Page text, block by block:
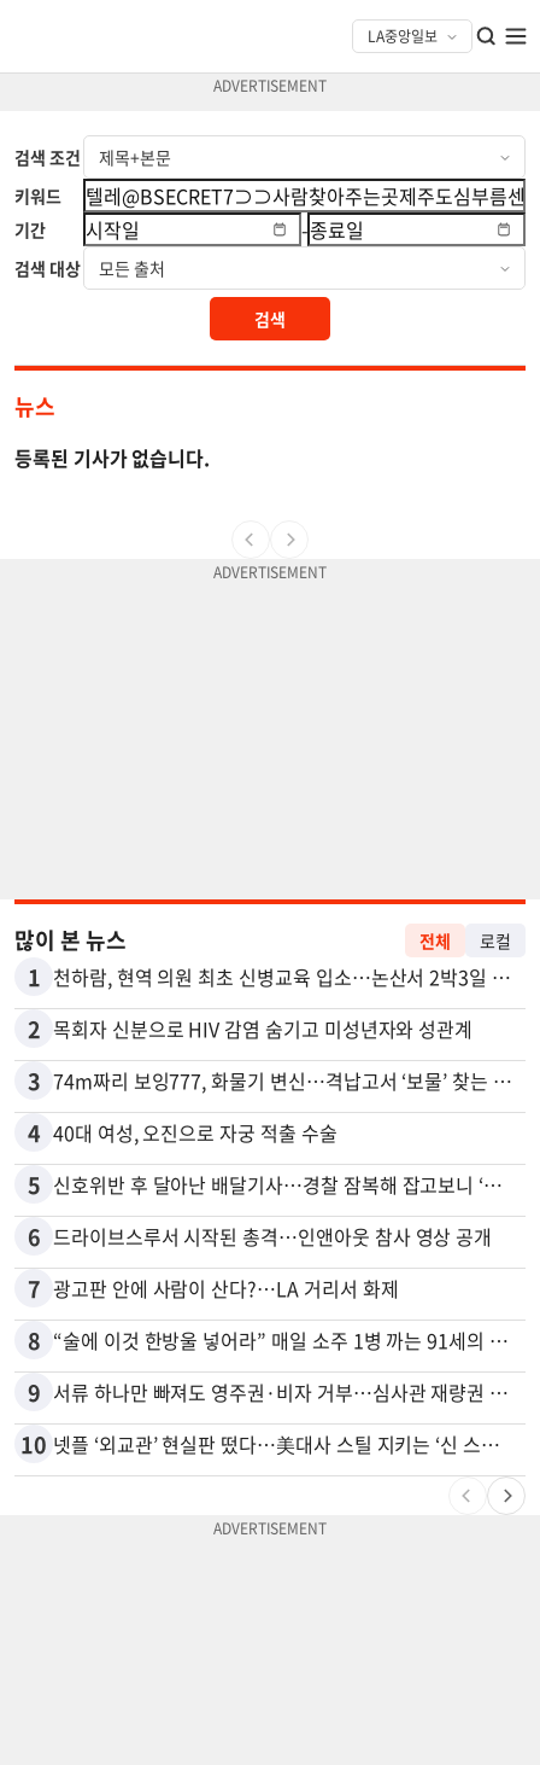
검색 조건
키워드
기간
-
검색 대상
검색
뉴스
등록된 기사가 없습니다.
많이 본 뉴스 전체 로컬
1 천하람, 현역 의원 최초 신병교육 입소…논산서 2박3일 생활
2 목회자 신분으로 HIV 감염 숨기고 미성년자와 성관계
3 74m짜리 보잉777, 화물기 변신…격납고서 ‘보물’ 찾는 인천공항
4 40대 여성, 오진으로 자궁 적출 수술
5 신호위반 후 달아난 배달기사…경찰 잠복해 잡고보니 ‘반전’
6 드라이브스루서 시작된 총격…인앤아웃 참사 영상 공개
7 광고판 안에 사람이 산다?…LA 거리서 화제
8 “술에 이것 한방울 넣어라” 매일 소주 1병 까는 91세의 철칙
9 서류 하나만 빠져도 영주권·비자 거부…심사관 재량권 대폭 확대
10 넷플 ‘외교관’ 현실판 떴다…美대사 스틸 지키는 ‘신 스틸러’